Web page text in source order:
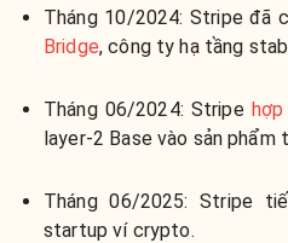
Tháng 10/2024: Stripe đã
Bridge, công ty hạ tầng
Tháng 06/2024: Stripe
layer-2 Base vào sản phẩm
Tháng 06/2025: Stripe
startup ví crypto.